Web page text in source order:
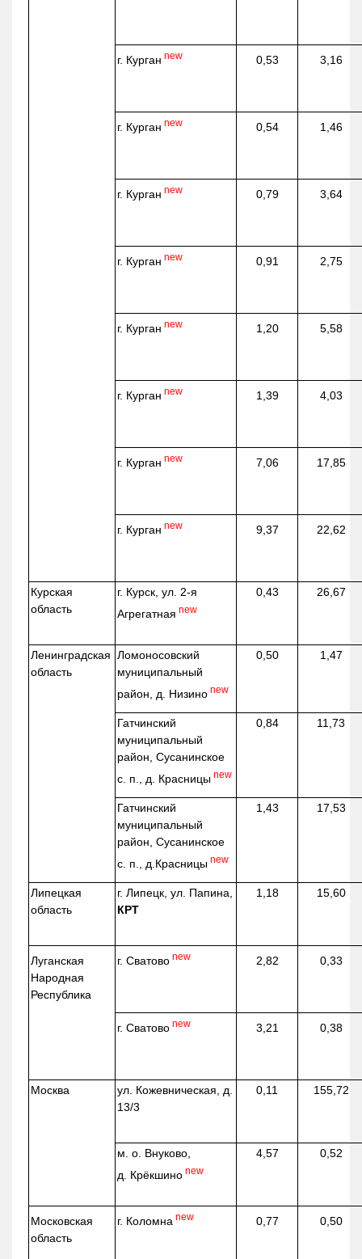
г. Курган new 0,53 3,16
г. Курган new 0,54 1,46
г. Курган new 0,79 3,64
г. Курган new 0,91 2,75
г. Курган new 1,20 5,58
г. Курган new 1,39 4,03
г. Курган new 7,06 17,85
г. Курган new 9,37 22,62
Курская
область
г. Курск, ул. 2-я
Агрегатная new
0,43 26,67
Ленинградская
область
Ломоносовский
муниципальный
район, д. Низино new
0,50 1,47
Гатчинский
муниципальный
район, Сусанинское
с. п., д. Красницы new
0,84 11,73
Гатчинский
муниципальный
район, Сусанинское
с. п., д.Красницы new
1,43 17,53
Липецкая
область
г. Липецк, ул. Папина,
КРТ
1,18 15,60
Луганская
Народная
Республика
г. Сватово new 2,82 0,33
г. Сватово new 3,21 0,38
Москва ул. Кожевническая, д.
13/3
0,11 155,72
м. о. Внуково,
д. Крёкшино new
4,57 0,52
Московская
область
г. Коломна new 0,77 0,50